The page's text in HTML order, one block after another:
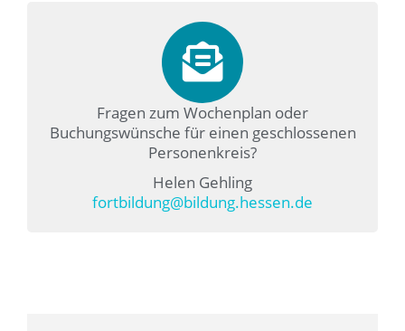
Fragen zum Wochenplan oder
Buchungswünsche für einen geschlossenen
Personenkreis?
Helen Gehling
fortbildung@bildung.hessen.de